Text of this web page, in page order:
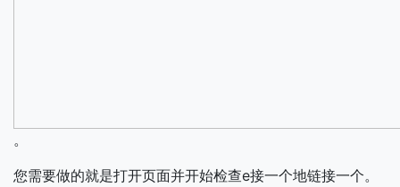
。
您需要做的就是打开页面并开始检查e接一个地链接一个。